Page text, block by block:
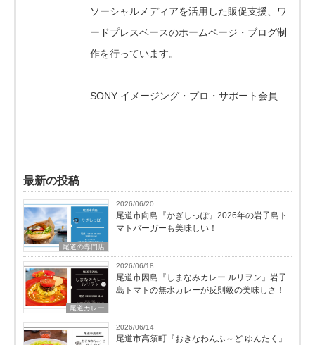
ソーシャルメディアを活用した販促支援、ワ
ードプレスベースのホームページ・ブログ制
作を行っています。
SONY イメージング・プロ・サポート会員
最新の投稿
尾道の専門店
2026/06/20
尾道市向島『かぎしっぽ』2026年の岩子島ト
マトバーガーも美味しい！
尾道カレー
2026/06/18
尾道市因島『しまなみカレー ルリヲン』岩子
島トマトの無水カレーが反則級の美味しさ！
2026/06/14
尾道市高須町『おきなわんふ～ど ゆんたく』